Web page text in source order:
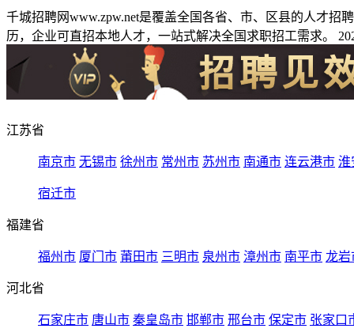
千城招聘网www.zpw.net是覆盖全国各省、市、区县的人才
历，企业可直招本地人才，一站式解决全国求职招工需求。
江苏省
南京市 无锡市 徐州市 常州市 苏州市 南通市 连云港市 淮
宿迁市
福建省
福州市 厦门市 莆田市 三明市 泉州市 漳州市 南平市 龙岩
河北省
石家庄市 唐山市 秦皇岛市 邯郸市 邢台市 保定市 张家口